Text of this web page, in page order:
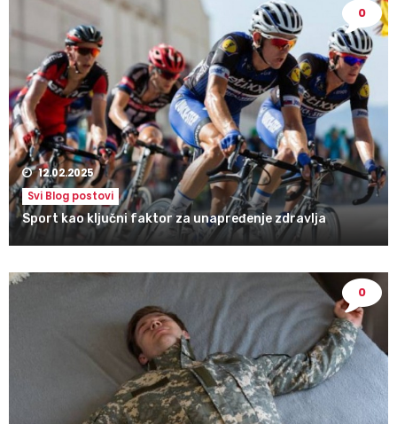
0
12.02.2025
Svi Blog postovi
Sport kao ključni faktor za unapređenje zdravlja
0